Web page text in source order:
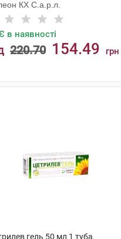
КХ С.а.р.л.
в наявності
220.70 154.49 грн
гель 50 мл 1 туба